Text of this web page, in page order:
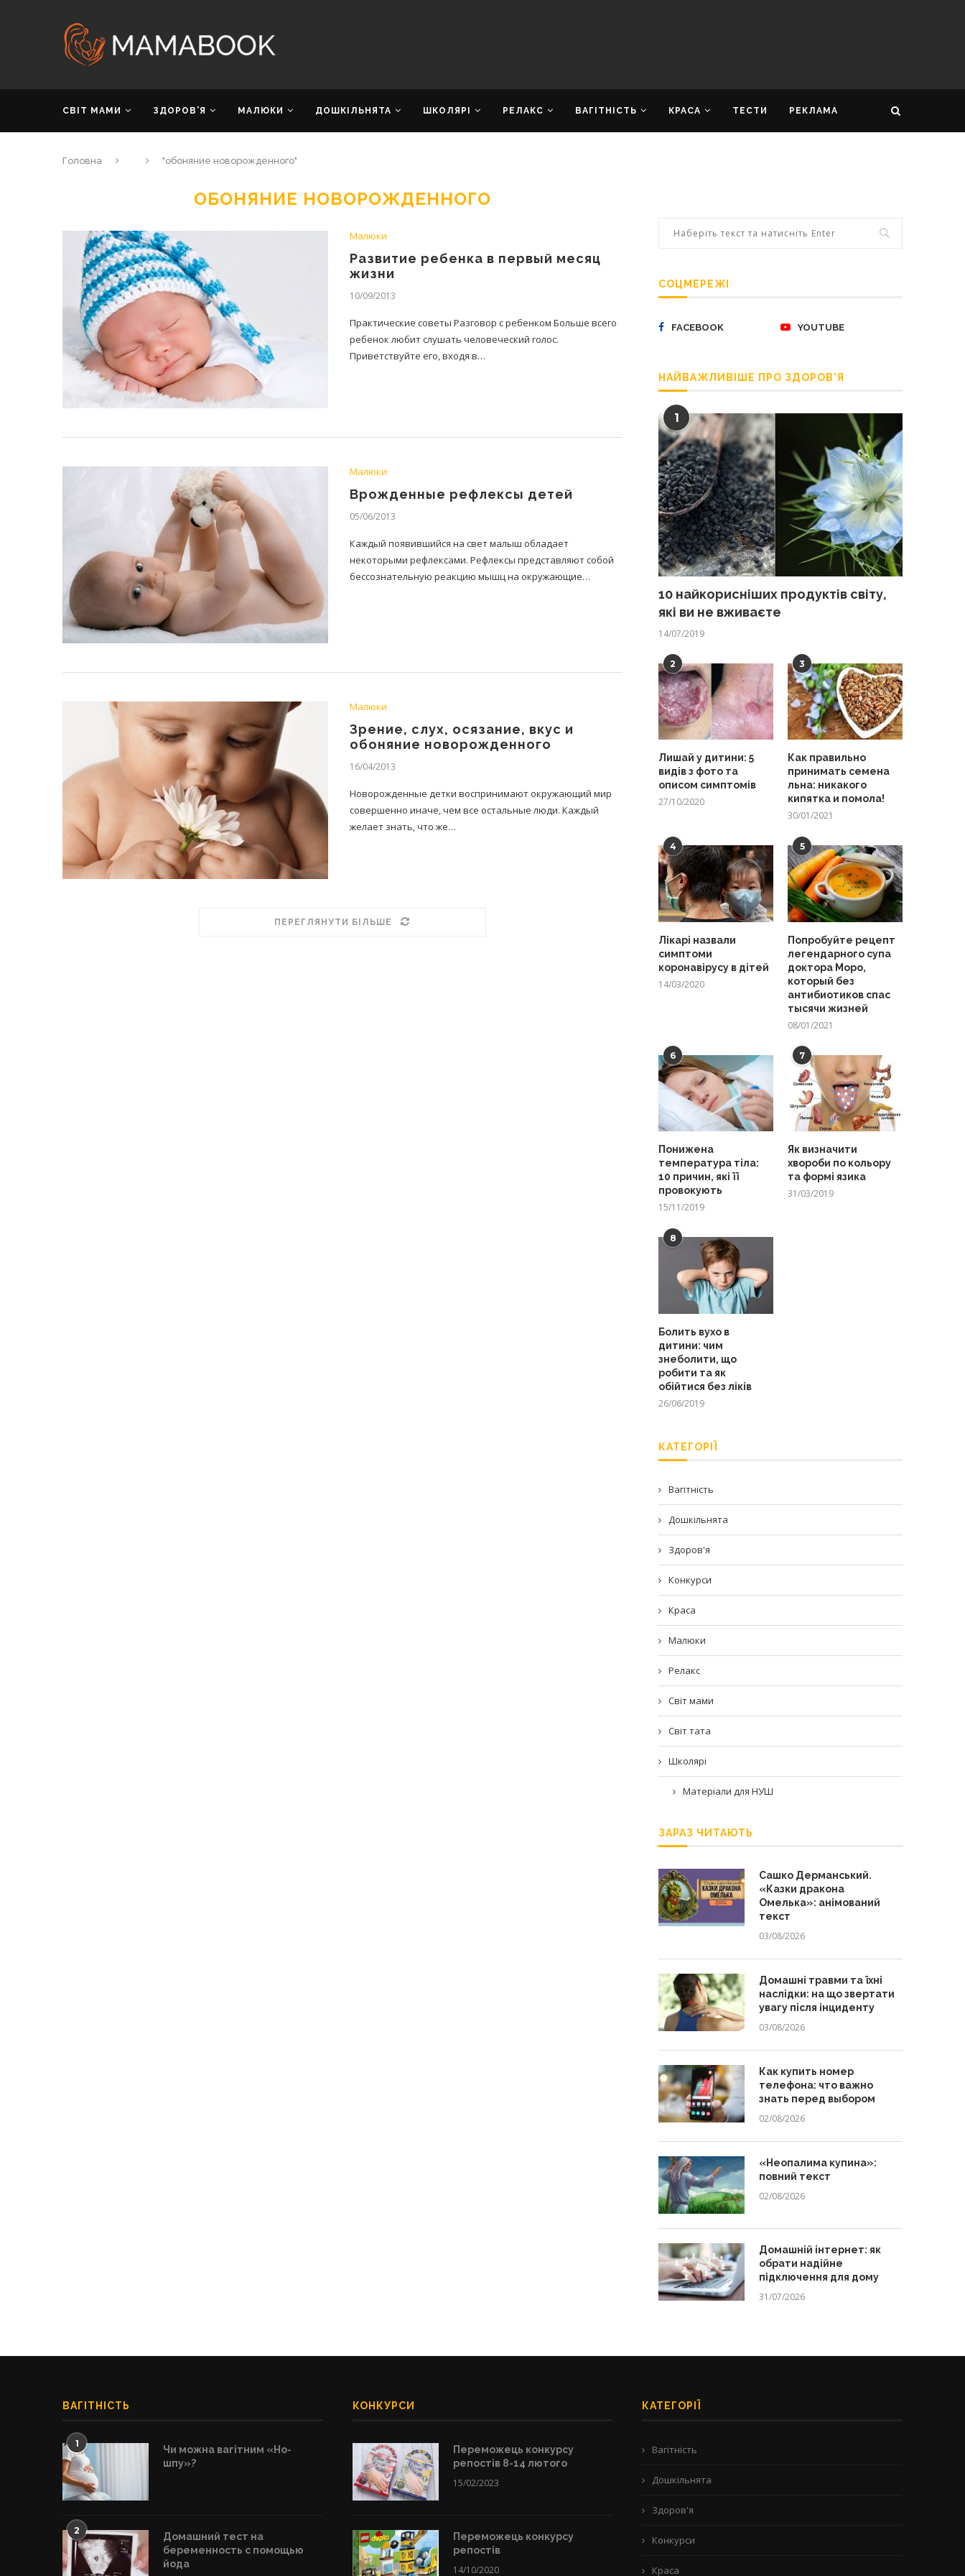
СВІТ МАМИ ЗДОРОВ’Я МАЛЮКИ ДОШКІЛЬНЯТА ШКОЛЯРІ РЕЛАКС ВАГІТНІСТЬ КРАСА ТЕСТИ РЕКЛАМА
Головна "обоняние новорожденного"
ОБОНЯНИЕ НОВОРОЖДЕННОГО
Малюки
Развитие ребенка в первый месяц
жизни
10/09/2013
Практические советы Разговор с ребенком Больше всего
ребенок любит слушать человеческий голос.
Приветствуйте его, входя в…
Малюки
Врожденные рефлексы детей
05/06/2013
Каждый появившийся на свет малыш обладает
некоторыми рефлексами. Рефлексы представляют собой
бессознательную реакцию мышц на окружающие…
Малюки
Зрение, слух, осязание, вкус и
обоняние новорожденного
16/04/2013
Новорожденные детки воспринимают окружающий мир
совершенно иначе, чем все остальные люди. Каждый
желает знать, что же…
ПЕРЕГЛЯНУТИ БІЛЬШЕ
СОЦМЕРЕЖІ
FACEBOOK YOUTUBE
НАЙВАЖЛИВІШЕ ПРО ЗДОРОВ’Я
1
10 найкорисніших продуктів світу,
які ви не вживаєте
14/07/2019
2
Лишай у дитини: 5
видів з фото та
описом симптомів
27/10/2020
3
Как правильно
принимать семена
льна: никакого
кипятка и помола!
30/01/2021
4
Лікарі назвали
симптоми
коронавірусу в дітей
14/03/2020
5
Попробуйте рецепт
легендарного супа
доктора Моро,
который без
антибиотиков спас
тысячи жизней
08/01/2021
6
Понижена
температура тіла:
10 причин, які її
провокують
15/11/2019
7
Як визначити
хвороби по кольору
та формі язика
31/03/2019
8
Болить вухо в
дитини: чим
знеболити, що
робити та як
обійтися без ліків
26/06/2019
КАТЕГОРІЇ
Вагітність
Дошкільнята
Здоров'я
Конкурси
Краса
Малюки
Релакс
Світ мами
Світ тата
Школярі
Матеріали для НУШ
ЗАРАЗ ЧИТАЮТЬ
Сашко Дерманський.
«Казки дракона
Омелька»: анімований
текст
03/08/2026
Домашні травми та їхні
наслідки: на що звертати
увагу після інциденту
03/08/2026
Как купить номер
телефона: что важно
знать перед выбором
02/08/2026
«Неопалима купина»:
повний текст
02/08/2026
Домашній інтернет: як
обрати надійне
підключення для дому
31/07/2026
ВАГІТНІСТЬ
1
Чи можна вагітним «Но-
шпу»?
2
Домашний тест на
беременность с помощью
йода
КОНКУРСИ
Переможець конкурсу
репостів 8-14 лютого
15/02/2023
Переможець конкурсу
репостів
14/10/2020
КАТЕГОРІЇ
Вагітність
Дошкільнята
Здоров'я
Конкурси
Краса